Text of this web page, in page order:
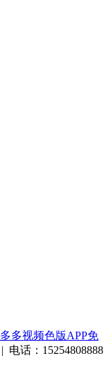
多视频色版APP免
| 电话：15254808888